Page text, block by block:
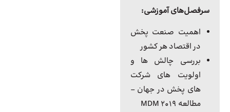
سرفصل‌های آموزشی:
اهمیت صنعت پخش
در اقتصاد هر کشور
بررسی چالش ها و
اولویت های شرکت
های پخش در جهان –
مطالعه 2019 MDM